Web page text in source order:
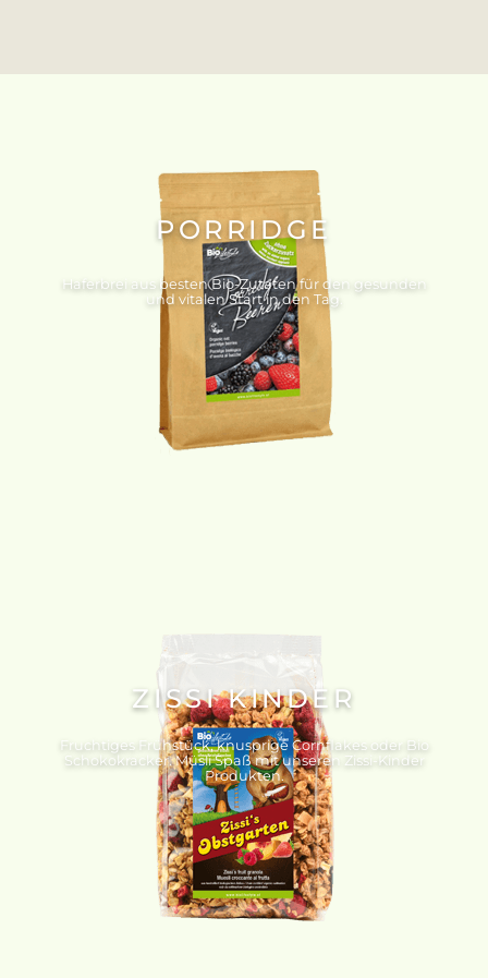
PORRIDGE
Haferbrei aus besten Bio-Zutaten für den gesunden
und vitalen Start in den Tag.
ZISSI KINDER
Fruchtiges Frühstück, knusprige Cornflakes oder Bio
Schokokracker. Müsli Spaß mit unseren Zissi-Kinder
Produkten.